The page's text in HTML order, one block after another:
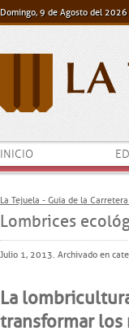
Domingo, 9 de Agosto del 2026
INICIO
La Tejuela - Guía de la
Lombrices
Julio 1, 2013. Archivado en
La
transformar los